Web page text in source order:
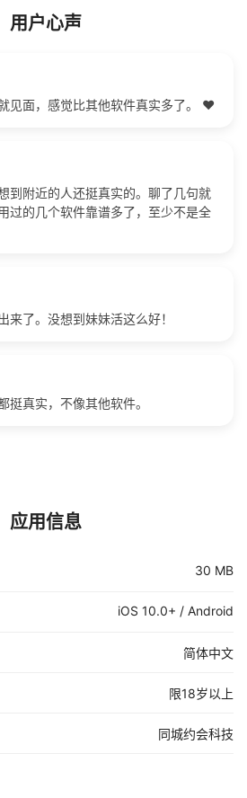
用户心声
见面，感觉比其他软件真实多了。 ❤️
到附近的人还挺真实的。聊了几句就
过的几个软件靠谱多了，至少不是全
来了。没想到妹妹活这么好！
挺真实，不像其他软件。
应用信息
30 MB
iOS 10.0+ / Android
简体中文
限18岁以上
同城约会科技